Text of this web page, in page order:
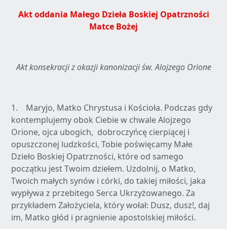
Akt oddania Małego Dzieła Boskiej Opatrzności
Matce Bożej
Akt konsekracji z okazji kanonizacji św. Alojzego Orione
1. Maryjo, Matko Chrystusa i Kościoła. Podczas gdy
kontemplujemy obok Ciebie w chwale Alojzego
Orione, ojca ubogich, dobroczyńcę cierpiącej i
opuszczonej ludzkości, Tobie poświęcamy Małe
Dzieło Boskiej Opatrzności, które od samego
początku jest Twoim dziełem. Uzdolnij, o Matko,
Twoich małych synów i córki, do takiej miłości, jaka
wypływa z przebitego Serca Ukrzyżowanego. Za
przykładem Założyciela, który wołał: Dusz, dusz!, daj
im, Matko głód i pragnienie apostolskiej miłości.